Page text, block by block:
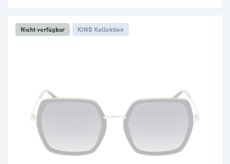
Nicht verfügbar KIND Kollektion